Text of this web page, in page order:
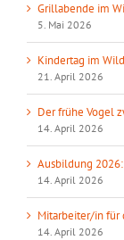
Grillabende im
5. Mai 2026
Kindertag im
21. April 2026
Der frühe Vogel
14. April 2026
Ausbildung
14. April 2026
Mitarbeiter/in für
14. April 2026